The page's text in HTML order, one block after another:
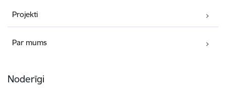
Projekti
Par mums
Noderīgi